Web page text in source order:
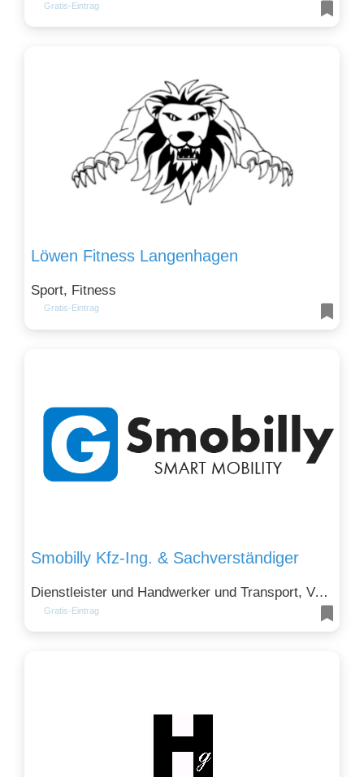
Gratis-Eintrag
Löwen Fitness Langenhagen
Sport, Fitness
Gratis-Eintrag
Smobilly Kfz-Ing. & Sachverständiger
Dienstleister und Handwerker und Transport, Verkehr, Logistik
Gratis-Eintrag